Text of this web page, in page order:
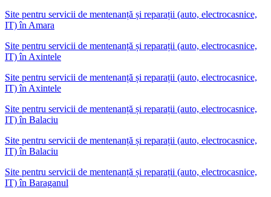
Site pentru servicii de mentenanță și reparații (auto, electrocasnice,
IT) în Amara
Site pentru servicii de mentenanță și reparații (auto, electrocasnice,
IT)în Axintele
Site pentru servicii de mentenanță și reparații (auto, electrocasnice,
IT) în Axintele
Site pentru servicii de mentenanță și reparații (auto, electrocasnice,
IT)în Balaciu
Site pentru servicii de mentenanță și reparații (auto, electrocasnice,
IT) în Balaciu
Site pentru servicii de mentenanță și reparații (auto, electrocasnice,
IT)în Baraganul